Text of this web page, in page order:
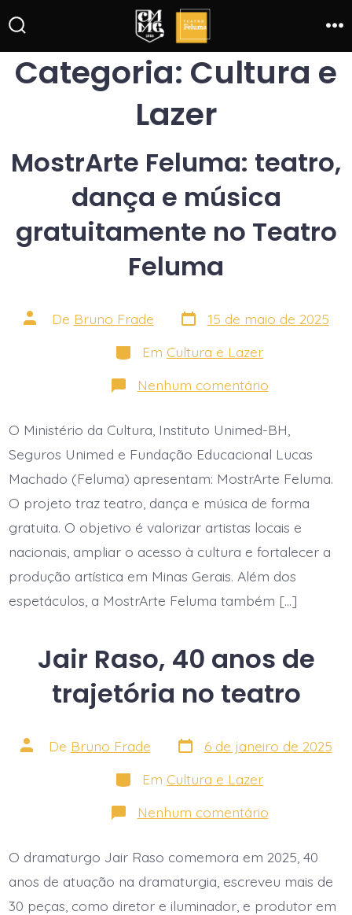
direto
parapesquisa
Categoria: Cultura e
Lazer
MostrArte Feluma: teatro,
dança e música
gratuitamente no Teatro
Feluma
Autor
do
De Bruno Frade Data
do
15 de maio de 2025
Categorias
Em Cultura e Lazer
Nenhum comentárioem
MostrArte
teatro,
dança
e
música
Teatro
O Ministério da Cultura, Instituto Unimed-BH,
Seguros Unimed e Fundação Educacional Lucas
Machado (Feluma) apresentam: MostrArte Feluma.
O projeto traz teatro, dança e música de forma
gratuita. O objetivo é valorizar artistas locais e
nacionais, ampliar o acesso à cultura e fortalecer a
produção artística em Minas Gerais. Além dos
espetáculos, a MostrArte Feluma também […]
Jair Raso, 40 anos de
trajetória no teatro
Autor
do
De Bruno Frade Data
do
6 de janeiro de 2025
Categorias
Em Cultura e Lazer
Nenhum comentárioem
Jair
40
anos
de
trajetória
no
O dramaturgo Jair Raso comemora em 2025, 40
anos de atuação na dramaturgia, escreveu mais de
30 peças, como diretor e iluminador, e produtor em